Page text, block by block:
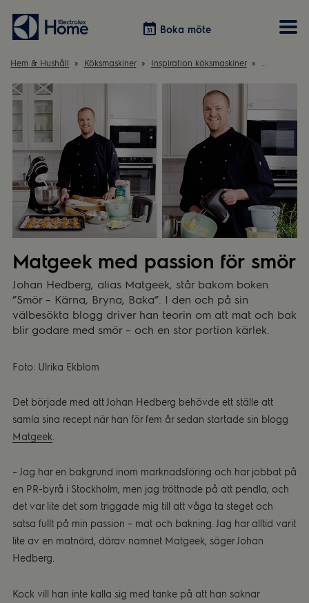
Boka möte
Våra kök
Inspiration
Övrigt
Förvaring
Välja garderobslösning
Övrigt
Vitvaror
Tvätt & Tork
Dammsugare
Hem & Hushåll
Övrigt
Hem & Hushåll Köksmaskiner Inspiration köksmaskiner Matgeek
Matgeek med passion för smör
Johan Hedberg, alias Matgeek, står bakom boken
”Smör – Kärna, Bryna, Baka”. I den och på sin
välbesökta blogg driver han teorin om att mat och bak
blir godare med smör – och en stor portion kärlek.
Foto: Ulrika Ekblom
Det började med att Johan Hedberg behövde ett ställe att
samla sina recept när han för fem år sedan startade sin blogg
Matgeek
– Jag har en bakgrund inom marknadsföring och har jobbat på
en PR-byrå i Stockholm, men jag tröttnade på att pendla, och
det var lite det som triggade mig till att våga ta steget och
satsa fullt på min passion – mat och bakning. Jag har alltid varit
lite av en matnörd, därav namnet Matgeek, säger Johan
Hedberg.
Kock vill han inte kalla sig med tanke på att han saknar